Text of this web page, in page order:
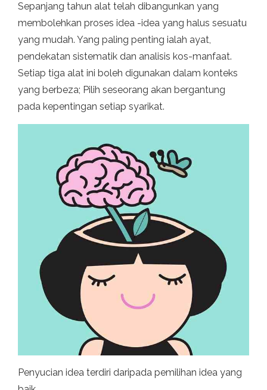
Sepanjang tahun alat telah dibangunkan yang
membolehkan proses idea -idea yang halus sesuatu
yang mudah. Yang paling penting ialah ayat,
pendekatan sistematik dan analisis kos-manfaat.
Setiap tiga alat ini boleh digunakan dalam konteks
yang berbeza; Pilih seseorang akan bergantung
pada kepentingan setiap syarikat.
Penyucian idea terdiri daripada pemilihan idea yang